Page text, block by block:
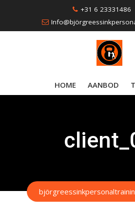
content
+31 6 23331486
HOME AANBOD